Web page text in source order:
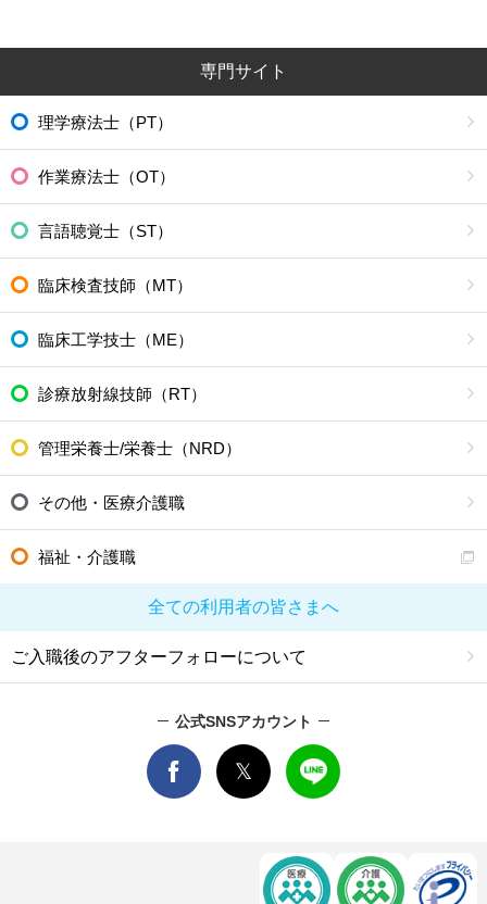
専門サイト
理学療法士（PT）
作業療法士（OT）
言語聴覚士（ST）
臨床検査技師（MT）
臨床工学技士（ME）
診療放射線技師（RT）
管理栄養士/栄養士（NRD）
その他・医療介護職
福祉・介護職
全ての利用者の皆さまへ
ご入職後のアフターフォローについて
公式SNSアカウント